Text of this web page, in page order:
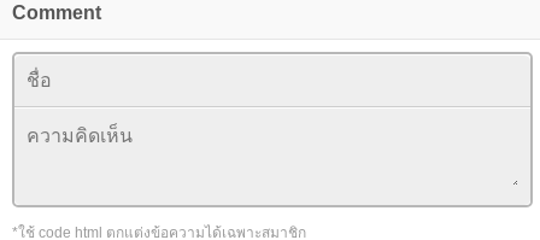
Comment
*ใช้ code html ตกแต่งข้อความได้เฉพาะสมาชิก